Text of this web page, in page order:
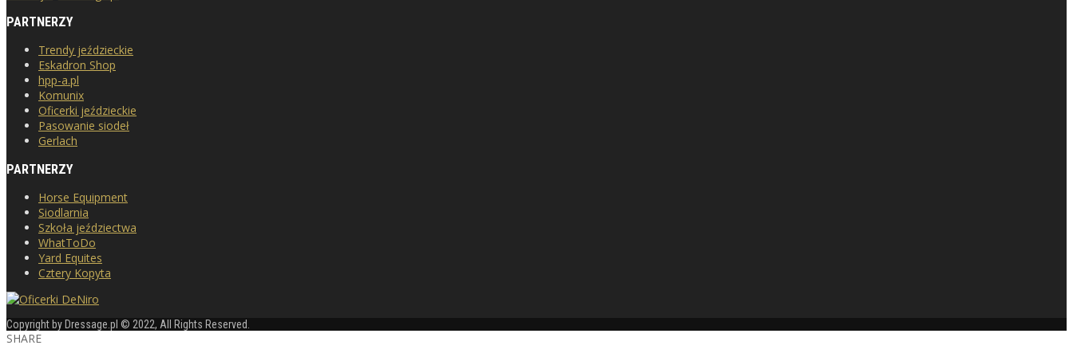
PARTNERZY
Trendy jeździeckie
Eskadron Shop
hpp-a.pl
Komunix
Oficerki jeździeckie
Pasowanie siodeł
Gerlach
PARTNERZY
Horse Equipment
Siodlarnia
Szkoła jeździectwa
WhatToDo
Yard Equites
Cztery Kopyta
Copyright by Dressage.pl © 2022, All Rights Reserved.
SHARE